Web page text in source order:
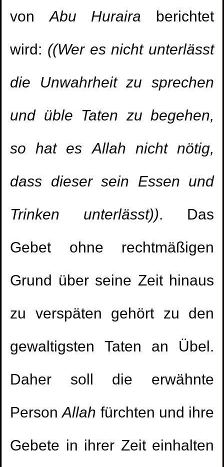
vonAbu Huraira berichtet
wird: ((Wer es nicht unterlässt
die Unwahrheit zu sprechen
und üble Taten zu begehen,
so hat es Allah nicht nötig,
dass dieser sein Essen und
Trinken unterlässt)). Das
Gebet ohne rechtmäßigen
Grund über seine Zeit hinaus
zu verspäten gehört zu den
gewaltigsten Taten an Übel.
Daher soll die erwähnte
PersonAllahfürchten und ihre
Gebete in ihrer Zeit einhalten
geschlafen. Muss ich eine Sühne(Kaffāra)